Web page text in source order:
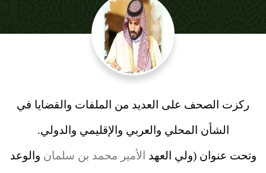
ركزت الصحف على العديد من الملفات والقضايا في
الشأن المحلي والعربي والإقليمي والدولي.
وتحت عنوان (ولي العهد الأمير محمد بن سلمان والوعد